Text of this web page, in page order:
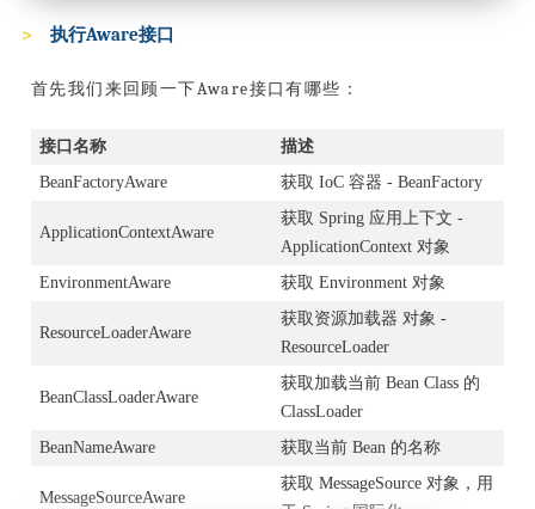
执行Aware接口
首先我们来回顾一下Aware接口有哪些：
接口名称
描述
BeanFactoryAware
获取 IoC 容器 - BeanFactory
ApplicationContextAware
获取 Spring 应用上下文 -
ApplicationContext 对象
EnvironmentAware
获取 Environment 对象
ResourceLoaderAware
获取资源加载器 对象 -
ResourceLoader
BeanClassLoaderAware
获取加载当前 Bean Class 的
ClassLoader
BeanNameAware
获取当前 Bean 的名称
MessageSourceAware
获取 MessageSource 对象，用